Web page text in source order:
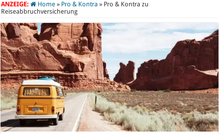
ANZEIGE: Home » Pro & Kontra » Pro & Kontra zu
Reiseabbruchversicherung